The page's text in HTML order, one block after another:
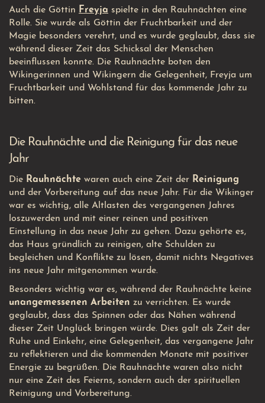
Auch die Göttin Freyja spielte in den Rauhnächten eine
Rolle. Sie wurde als Göttin der Fruchtbarkeit und der
Magie besonders verehrt, und es wurde geglaubt, dass sie
während dieser Zeit das Schicksal der Menschen
beeinflussen konnte. Die Rauhnächte boten den
Wikingerinnen und Wikingern die Gelegenheit, Freyja um
Fruchtbarkeit und Wohlstand für das kommende Jahr zu
bitten.
Die Rauhnächte und die Reinigung für das neue
Jahr
Die Rauhnächte waren auch eine Zeit der Reinigung
und der Vorbereitung auf das neue Jahr. Für die Wikinger
war es wichtig, alle Altlasten des vergangenen Jahres
loszuwerden und mit einer reinen und positiven
Einstellung in das neue Jahr zu gehen. Dazu gehörte es,
das Haus gründlich zu reinigen, alte Schulden zu
begleichen und Konflikte zu lösen, damit nichts Negatives
ins neue Jahr mitgenommen wurde.
Besonders wichtig war es, während der Rauhnächte keine
unangemessenen Arbeiten zu verrichten. Es wurde
geglaubt, dass das Spinnen oder das Nähen während
dieser Zeit Unglück bringen würde. Dies galt als Zeit der
Ruhe und Einkehr, eine Gelegenheit, das vergangene Jahr
zu reflektieren und die kommenden Monate mit positiver
Energie zu begrüßen. Die Rauhnächte waren also nicht
nur eine Zeit des Feierns, sondern auch der spirituellen
Reinigung und Vorbereitung.